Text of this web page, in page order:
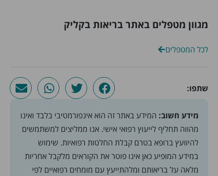
מגוון מטפלים באתר בריאות בקליק
לכל המטפלים
שתפו:
מידע חשוב: המידע באתר זה הוא אינפורמטיבי בלבד ואינו
מהווה תחליף לייעוץ רפואי אישי. אנו ממליצים למשתמשים
להיוועץ ברופא בטרם קבלת החלטות רפואיות. שימוש
במידע המופיע כאן אינו פוטר את הקוראים מלקבל אחריות
מלאה על בריאותם ומלהתייעץ עם מומחים רפואיים לפי